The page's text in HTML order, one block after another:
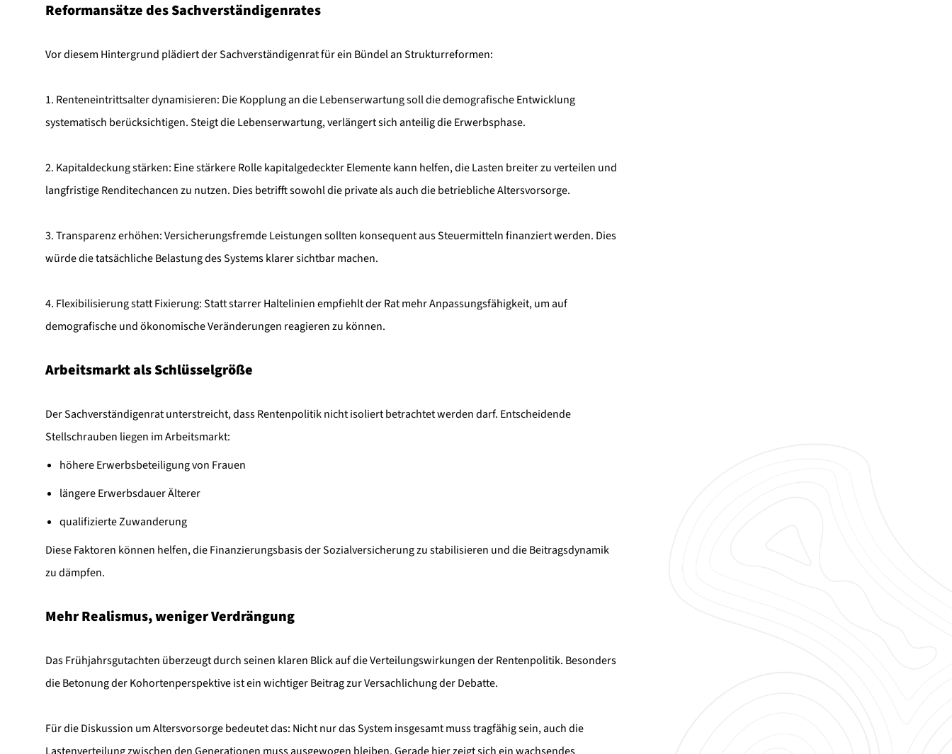
Reformansätze des Sachverständigenrates
Vor diesem Hintergrund plädiert der Sachverständigenrat für ein Bündel an Strukturreformen:
1. Renteneintrittsalter dynamisieren: Die Kopplung an die Lebenserwartung soll die demografische Entwicklung
systematisch berücksichtigen. Steigt die Lebenserwartung, verlängert sich anteilig die Erwerbsphase.
2. Kapitaldeckung stärken: Eine stärkere Rolle kapitalgedeckter Elemente kann helfen, die Lasten breiter zu verteilen und
langfristige Renditechancen zu nutzen. Dies betrifft sowohl die private als auch die betriebliche Altersvorsorge.
3. Transparenz erhöhen: Versicherungsfremde Leistungen sollten konsequent aus Steuermitteln finanziert werden. Dies
würde die tatsächliche Belastung des Systems klarer sichtbar machen.
4. Flexibilisierung statt Fixierung: Statt starrer Haltelinien empfiehlt der Rat mehr Anpassungsfähigkeit, um auf
demografische und ökonomische Veränderungen reagieren zu können.
Arbeitsmarkt als Schlüsselgröße
Der Sachverständigenrat unterstreicht, dass Rentenpolitik nicht isoliert betrachtet werden darf. Entscheidende
Stellschrauben liegen im Arbeitsmarkt:
höhere Erwerbsbeteiligung von Frauen
längere Erwerbsdauer Älterer
qualifizierte Zuwanderung
Diese Faktoren können helfen, die Finanzierungsbasis der Sozialversicherung zu stabilisieren und die Beitragsdynamik
zu dämpfen.
Mehr Realismus, weniger Verdrängung
Das Frühjahrsgutachten überzeugt durch seinen klaren Blick auf die Verteilungswirkungen der Rentenpolitik. Besonders
die Betonung der Kohortenperspektive ist ein wichtiger Beitrag zur Versachlichung der Debatte.
Für die Diskussion um Altersvorsorge bedeutet das: Nicht nur das System insgesamt muss tragfähig sein, auch die